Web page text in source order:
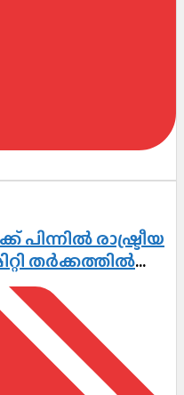
പിന്നിൽ രാഷ്ട്രീയ
തർക്കത്തിൽ